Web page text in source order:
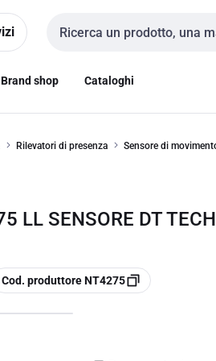
Cerca input
Brand shop Cataloghi
Rilevatori di presenza Sensore di
LL SENSORE DT
Cod. produttore NT4275